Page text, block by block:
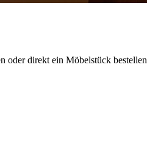
direkt ein Möbelstück